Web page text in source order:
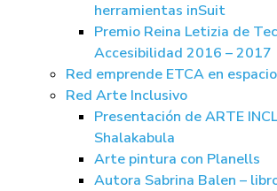
herramientas inSuit
Premio Reina Letizia de
Accesibilidad 2016 – 2017
Red emprende ETCA en
Red Arte Inclusivo
Presentación de ARTE
Shalakabula
Arte pintura con Planells
Autora Sabrina Balen –